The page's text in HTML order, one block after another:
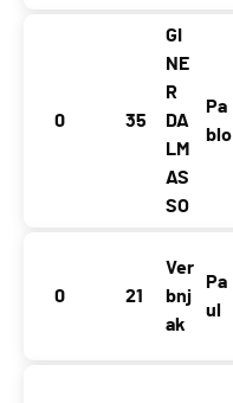
0 35
GI
NE
R
DA
LM
AS
SO
Pa
blo
0 21
Ver
bnj
ak
Pa
ul